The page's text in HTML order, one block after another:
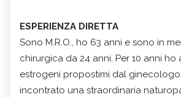
ESPERIENZA DIRETTA
Sono M.R.O., ho 63 anni e sono in
chirurgica da 24 anni. Per 10 anni ho
estrogeni propostimi dal
incontrato una straordinaria